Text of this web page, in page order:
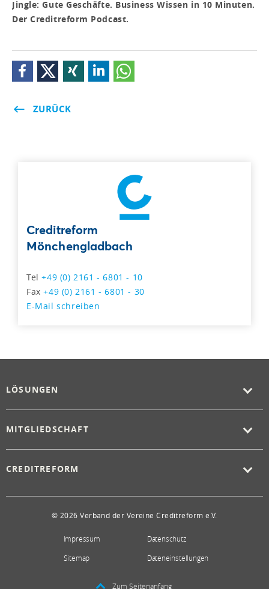
Jingle: Gute Geschäfte. Business Wissen in 10 Minuten.
Der Creditreform Podcast.
ZURÜCK
Creditreform
Mönchengladbach
Tel+49 (0) 2161 - 6801 - 10
Fax+49 (0) 2161 - 6801 - 30
E-Mail schreiben
LÖSUNGEN
MITGLIEDSCHAFT
CREDITREFORM
© 2026 Verband der Vereine Creditreform e.V.
Impressum
Datenschutz
Sitemap
Dateneinstellungen
Zum Seitenanfang